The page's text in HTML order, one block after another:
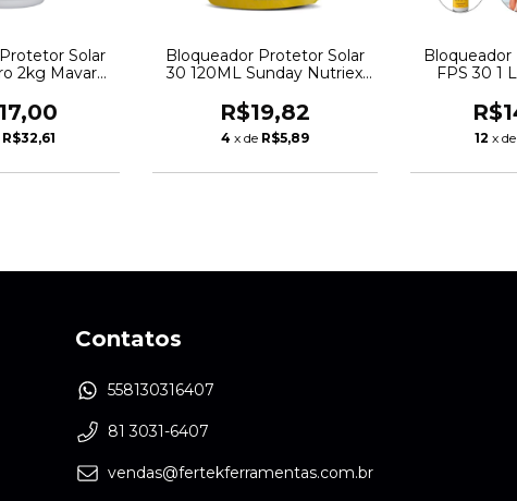
Solar
2kg Mavaro
R$32,61
Bloqueador Protetor Solar
30 120ML Sunday Nutriex
R$19,82
4 x de R$5,89
FPS 30 1
12 x de
Contatos
558130316407
81 3031-6407
vendas@fertekferramentas.com.br